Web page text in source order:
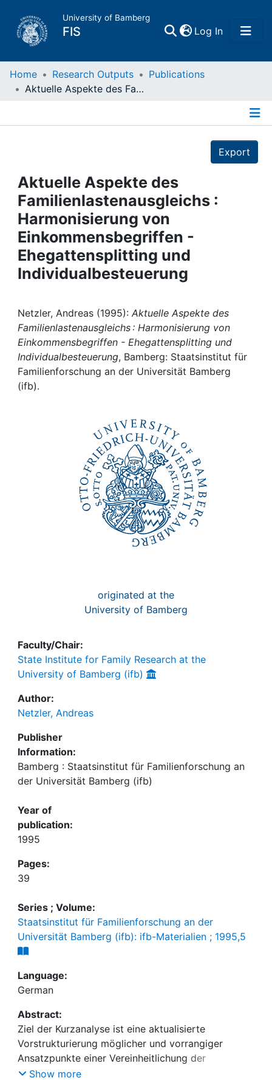
University of Bamberg
FIS Log In(current)
Home
Projects
People
Institutions
Awards
Help
Home Research Outputs
Publications
Aktuelle Aspekte des Familienlastenausgleichs : Harmonisierung von Einkommensbegriffen - Ehegattensplitting und Individualbesteuerung
Export
Aktuelle Aspekte des
Familienlastenausgleichs :
Harmonisierung von
Einkommensbegriffen -
Ehegattensplitting und
Individualbesteuerung
Netzler, Andreas (1995): Aktuelle Aspekte des
Familienlastenausgleichs : Harmonisierung von
Einkommensbegriffen - Ehegattensplitting und
Individualbesteuerung, Bamberg: Staatsinstitut für
Familienforschung an der Universität Bamberg
(ifb).
originated at the
University of Bamberg
Faculty/Chair:
State Institute for Family Research at the
University of Bamberg (ifb)
Author:
Netzler, Andreas
Publisher
Information:
Bamberg : Staatsinstitut für Familienforschung an
der Universität Bamberg (ifb)
Year of
publication:
1995
Pages:
39
Series ; Volume:
Staatsinstitut für Familienforschung an der
Universität Bamberg (ifb): ifb-Materialien ; 1995,5
Language:
German
Abstract:
Ziel der Kurzanalyse ist eine aktualisierte
Vorstrukturierung möglicher und vorrangiger
Ansatzpunkte einer Vereinheitlichung der
unterschiedlichen Einkommensbegriffe bei
Show more